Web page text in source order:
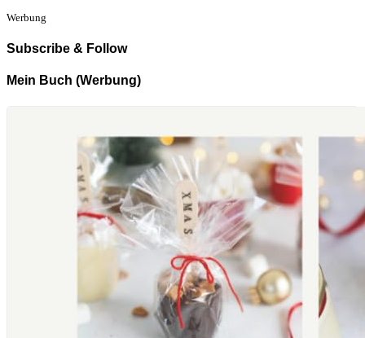
Werbung
Subscribe & Follow
Mein Buch (Werbung)